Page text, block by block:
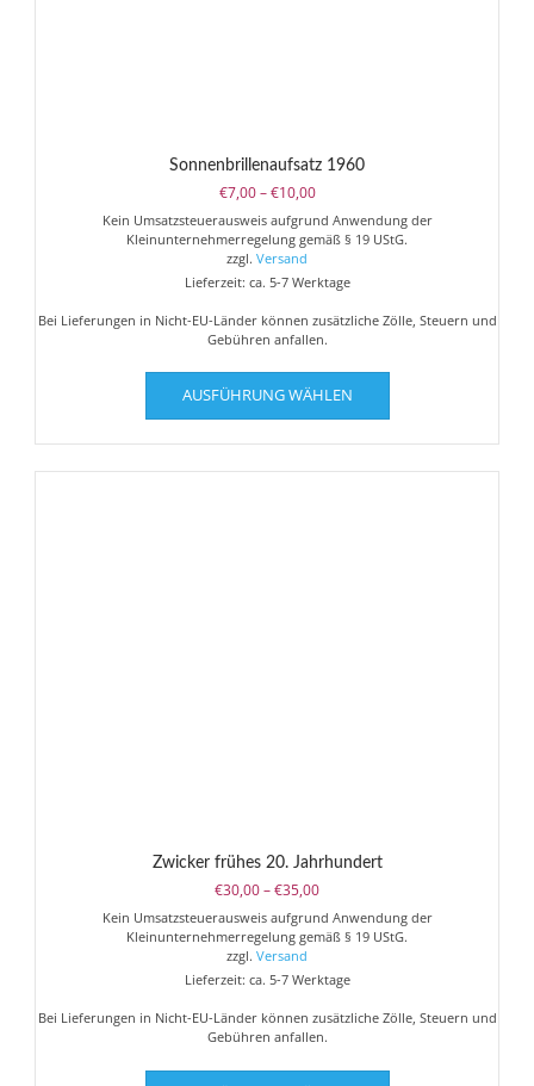
Sonnenbrillenaufsatz 1960
€7,00 –€10,00Preisspanne:
€7,00
bis
Kein Umsatzsteuerausweis aufgrund Anwendung der
Kleinunternehmerregelung gemäß § 19 UStG.
zzgl. Versand
Lieferzeit: ca. 5-7 Werktage
Bei Lieferungen in Nicht-EU-Länder können zusätzliche Zölle, Steuern und
Gebühren anfallen.
AUSFÜHRUNG WÄHLEN
Dieses
weist
mehrere
Varianten
Zwicker frühes 20. Jahrhundert
€30,00–€35,00Preisspanne:
€30,00
bis
Kein Umsatzsteuerausweis aufgrund Anwendung der
Kleinunternehmerregelung gemäß § 19 UStG.
zzgl. Versand
Lieferzeit: ca. 5-7 Werktage
Bei Lieferungen in Nicht-EU-Länder können zusätzliche Zölle, Steuern und
Gebühren anfallen.
Dieses